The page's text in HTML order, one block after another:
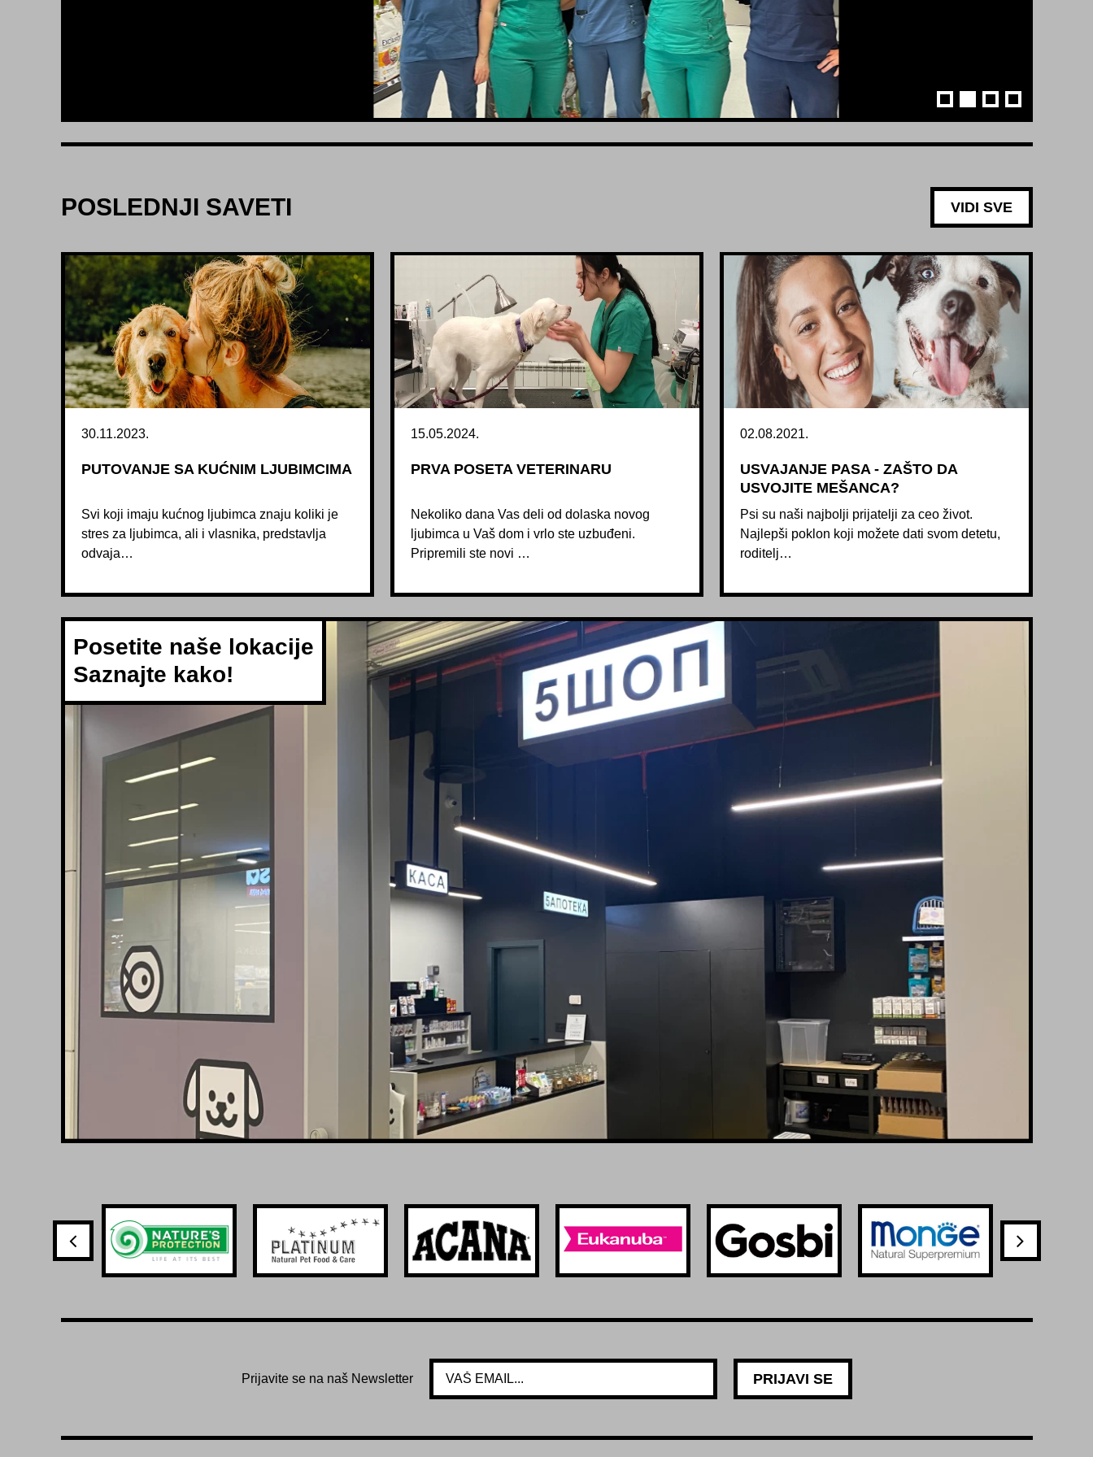
VIDI JOŠ
POSLEDNJI SAVETI VIDI SVE
30.11.2023.
PUTOVANJE SA KUĆNIM LJUBIMCIMA
Svi koji imaju kućnog ljubimca znaju koliki je
stres za ljubimca, ali i vlasnika, predstavlja
odvaja…
15.05.2024.
PRVA POSETA VETERINARU
Nekoliko dana Vas deli od dolaska novog
ljubimca u Vaš dom i vrlo ste uzbuđeni.
Pripremili ste novi …
02.08.2021.
USVAJANJE PASA - ZAŠTO DA
USVOJITE MEŠANCA?
Psi su naši najbolji prijatelji za ceo život.
Najlepši poklon koji možete dati svom detetu,
roditelj…
Posetite naše lokacije
Saznajte kako!
Prijavite se na naš Newsletter PRIJAVI SE